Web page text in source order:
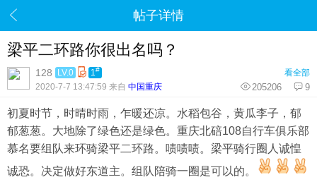
帖子详情
梁平二环路你很出名吗？
128 LV.0 1# 看全部
9
205206
2020-7-7 13:47:59 来自 中国重庆
初夏时节，时晴时雨，乍暖还凉。水稻包谷，黄瓜李子，郁
郁葱葱。大地除了绿色还是绿色。重庆北碚108自行车俱乐部
慕名要组队来环骑梁平二环路。啧啧啧。梁平骑行圈人诚惶
诚恐。决定做好东道主。组队陪骑一圈是可以的。